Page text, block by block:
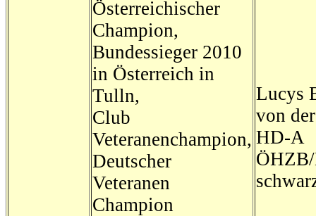
Österreichischer
Champion,
Bundessieger 2010
in Österreich in
Tulln,
Club
Veteranenchampion,
Deutscher
Veteranen
Champion
Lucys
von
HD-A